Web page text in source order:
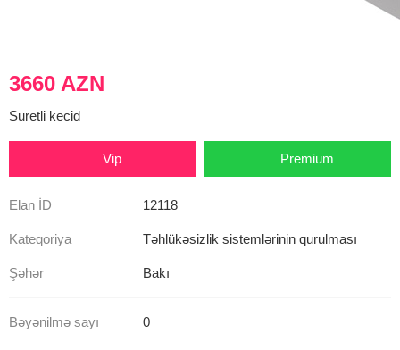
3660 AZN
Suretli kecid
Vip Premium
Elan İD 12118
Kateqoriya Təhlükəsizlik sistemlərinin qurulması
Şəhər Bakı
Bəyənilmə sayı 0